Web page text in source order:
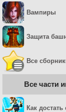
Вампиры
Защита
Все
Все части
Как достать